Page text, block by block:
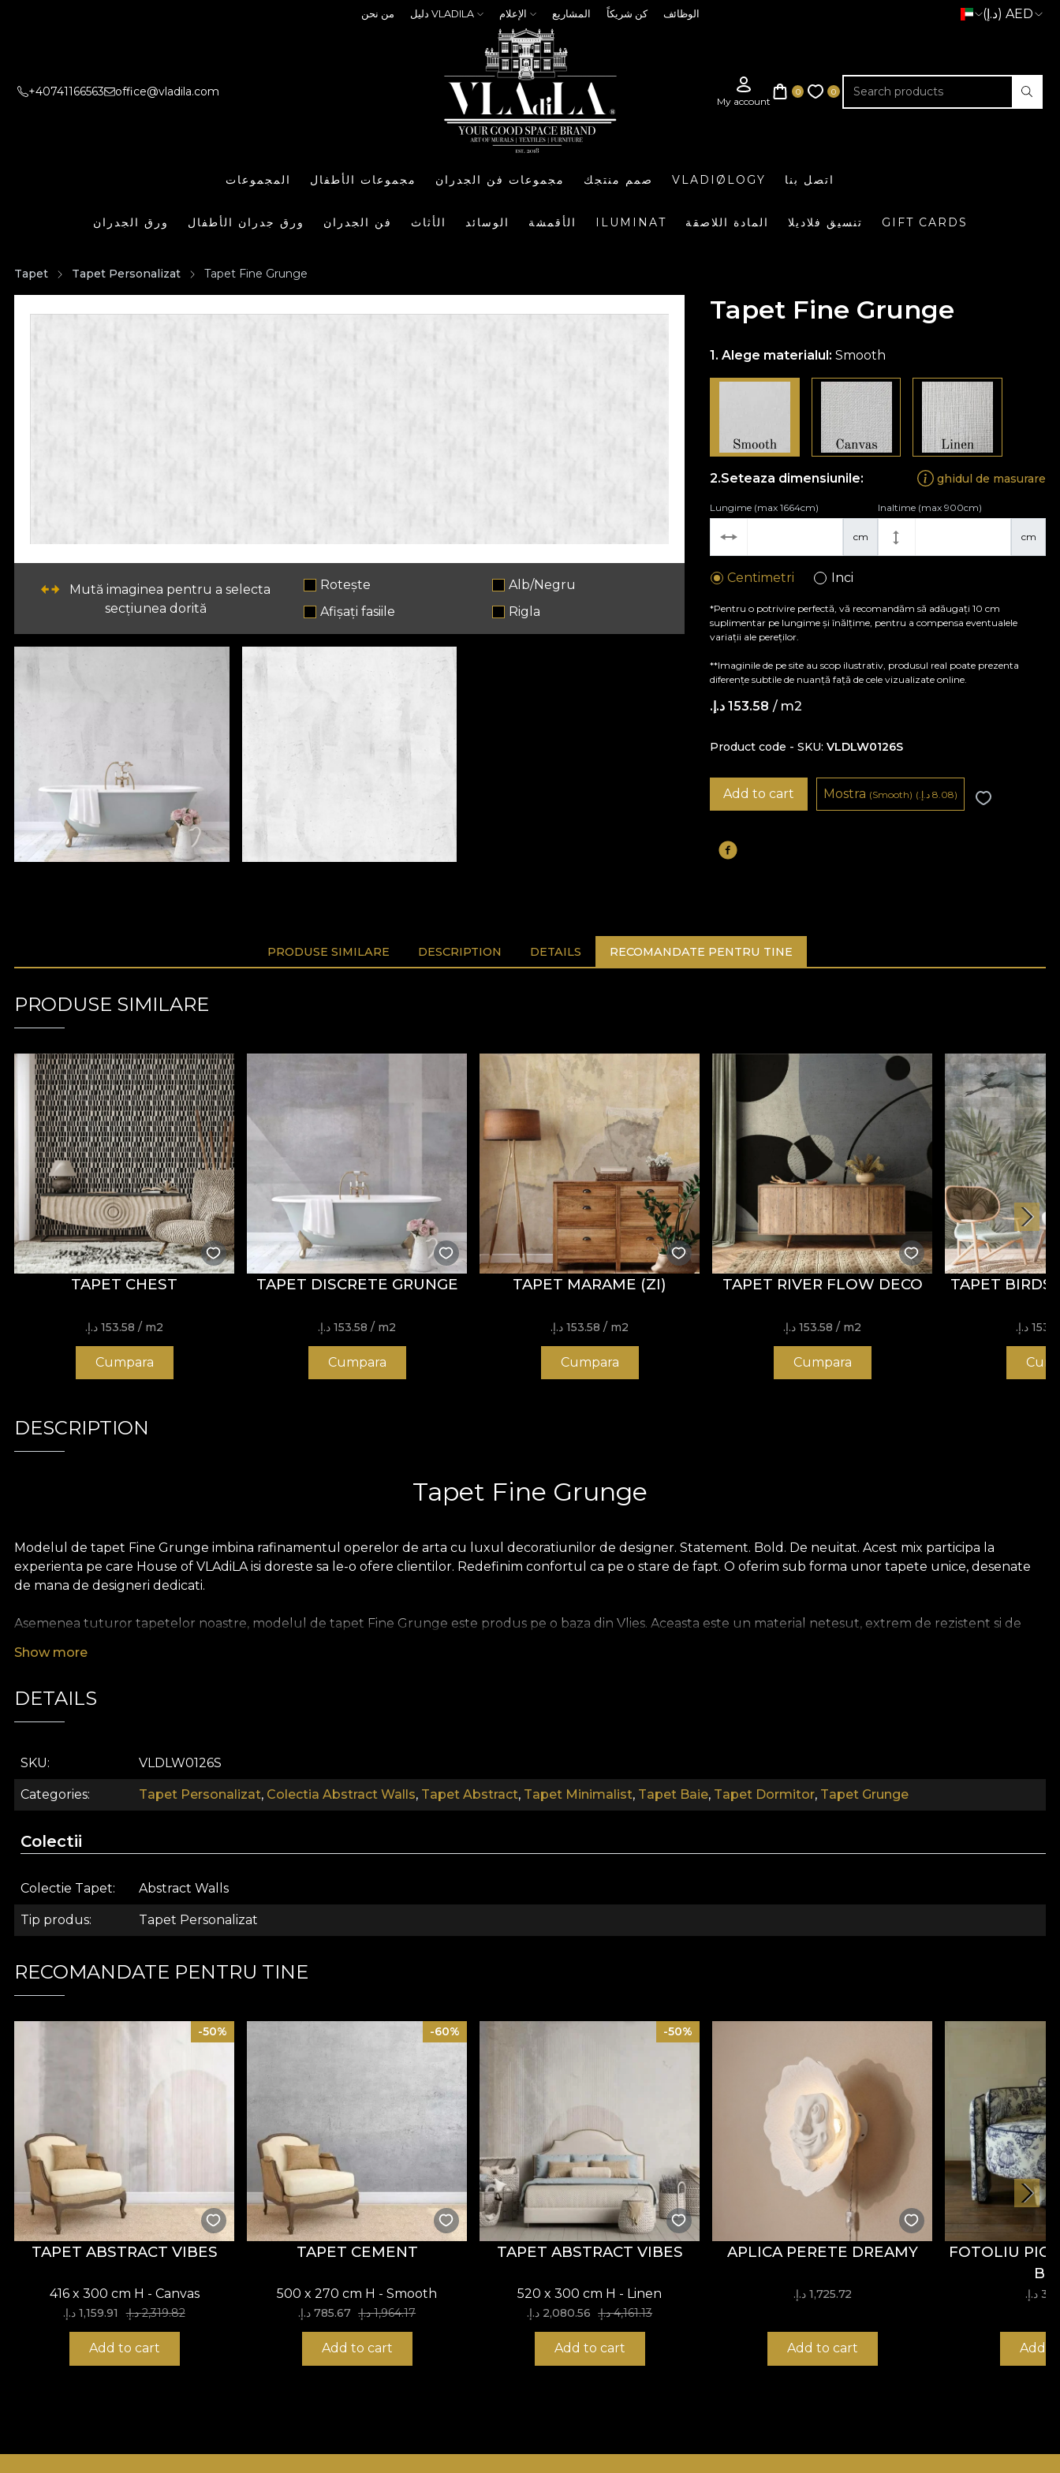
من نحن دليل VLADILA الإعلام المشاريع كن شريكاً الوظائف (د.إ) AED
+40741166563 office@vladila.com
المجموعات مجموعات الأطفال مجموعات فن الجدران صمم منتجك VLADIØLOGY اتصل بنا
ورق الجدران ورق جدران الأطفال فن الجدران الأثاث الوسائد الأقمشة ILUMINAT المادة اللاصقة تنسيق فلاديلا GIFT CARDS
Tapet Tapet Personalizat Tapet Fine Grunge
Mută imaginea pentru a selecta
secțiunea dorită
Rotește
Alb/Negru
Afișați fasiile
Rigla
Tapet Fine Grunge
Alege materialul:Smooth
Seteaza dimensiunile: ghidul de masurare
cm
Lungime (max 1664cm)
cm
Inaltime (max 900cm)
Centimetri Inci
*Pentru o potrivire perfectă, vă recomandăm să adăugați 10 cm
suplimentar pe lungime și înălțime, pentru a compensa eventualele
variații ale pereților.
**Imaginile de pe site au scop ilustrativ, produsul real poate prezenta
diferențe subtile de nuanță față de cele vizualizate online.
153.58 د.إ.‏ / m2
Product code - SKU VLDLW0126S
Add to cart Mostra (Smooth) ( 8.08 د.إ.‏)
PRODUSE SIMILARE DESCRIPTION DETAILS RECOMANDATE PENTRU TINE
PRODUSE SIMILARE
TAPET CHEST
153.58 د.إ.‏ / m2
Cumpara
TAPET DISCRETE GRUNGE
153.58 د.إ.‏ / m2
Cumpara
TAPET MARAME (ZI)
153.58 د.إ.‏ / m2
Cumpara
TAPET RIVER FLOW DECO
153.58 د.إ.‏ / m2
Cumpara
TAPET BIRDS
د.إ.‏
DESCRIPTION
Tapet Fine Grunge
Modelul de tapet Fine Grunge imbina rafinamentul operelor de arta cu luxul decoratiunilor de designer. Statement. Bold. De neuitat. Acest mix participa la
experienta pe care House of VLAdiLA isi doreste sa le-o ofere clientilor. Redefinim confortul ca pe o stare de fapt. O oferim sub forma unor tapete unice, desenate
de mana de designeri dedicati.
Asemenea tuturor tapetelor noastre, modelul de tapet Fine Grunge este produs pe o baza din Vlies. Aceasta este un material netesut, extrem de rezistent si de
Canvas are o textura care creeaza iluzia unui tablou supradimensionat. In final, tapetul Linen, un material pretios, care imbraca peretii cu o textura care aduce
Aceasta colectie te surprinde prin forme indestulatoare, prin culori ce se coordoneaza intre ele si texturi atent selectate. Prin aceste mici „artificii” grafice, creatorii
nostri transpun esenta unui design modern, menit sa satisfaca nevoile unei ambiante prielnice locuirii. Rostiri de soapte, taine si dorinte se fac auzite prin peretii care
Arta abstracta a aparut ca raspuns al artelor predominant figurative ce reprezentau in mod direct realitatea lumii. Aceasta a dorit a ascunde tot ceea ce inseamna
evident, sa furnizeze mesajele intr-un mod implicit. Desi gradul de abstractizare poate diferi, formele verosimile pot varia intre partial si total. Anumite referinte
existente pentru a exprima unele aspecte mai ascunse si subtile se pitesc in spatele unor siluete umane inefabile, texturi de material descoperite de straturi
suplimentare, liniile sinuoase de marmura si pete picturale puse aievea pe panza.
Show more
DETAILS
SKU VLDLW0126S
Categories Tapet Personalizat, Colectia Abstract Walls, Tapet Abstract, Tapet Minimalist, Tapet Baie, Tapet Dormitor, Tapet Grunge
Colectii
Colectie Tapet Abstract Walls
Tip produs Tapet Personalizat
RECOMANDATE PENTRU TINE
-50%
TAPET ABSTRACT VIBES
416 x 300 cm H - Canvas
1,159.91 د.إ.‏ 2,319.82 د.إ.‏
Add to cart
-60%
TAPET CEMENT
500 x 270 cm H - Smooth
785.67 د.إ.‏ 1,964.17 د.إ.‏
Add to cart
-50%
TAPET ABSTRACT VIBES
520 x 300 cm H - Linen
2,080.56 د.إ.‏ 4,161.13 د.إ.‏
Add to cart
APLICA PERETE DREAMY
1,725.72 د.إ.‏
Add to cart
FOTOLIU
د.إ.‏
Add